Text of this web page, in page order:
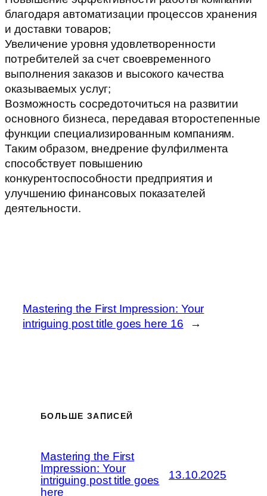
благодаря автоматизации процессов хранения
и доставки товаров;
Увеличение уровня удовлетворенности
потребителей за счет своевременного
выполнения заказов и высокого качества
оказываемых услуг;
Возможность сосредоточиться на развитии
основного бизнеса, передавая второстепенные
функции специализированным компаниям.
Таким образом, внедрение фулфилмента
способствует повышению
конкурентоспособности предприятия и
улучшению финансовых показателей
деятельности.
Mastering the First Impression: Your
intriguing post title goes here 16
→
БОЛЬШЕ ЗАПИСЕЙ
Mastering the First
Impression: Your
intriguing post title goes
here
13.10.2025